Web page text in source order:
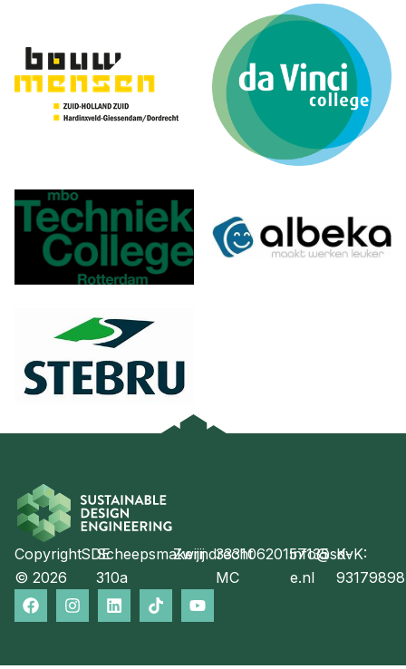
Copyright
© 2026
SDEScheepsmakerij
310a
Zwijndrecht
3331
MC
0620157135
info@sd-
e.nl
KvK:
93179898